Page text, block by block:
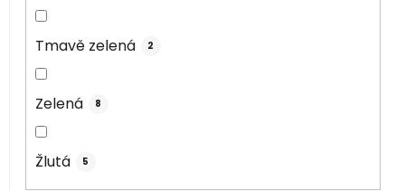
Tmavě zelená 2
Zelená 8
Žlutá 5